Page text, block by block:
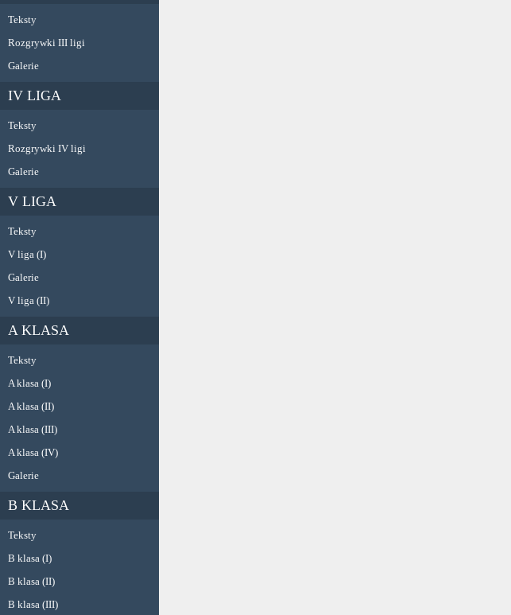
Teksty
Rozgrywki III ligi
Galerie
IV LIGA
Teksty
Rozgrywki IV ligi
Galerie
V LIGA
Teksty
V liga (I)
Galerie
V liga (II)
A KLASA
Teksty
A klasa (I)
A klasa (II)
A klasa (III)
A klasa (IV)
Galerie
B KLASA
Teksty
B klasa (I)
B klasa (II)
B klasa (III)